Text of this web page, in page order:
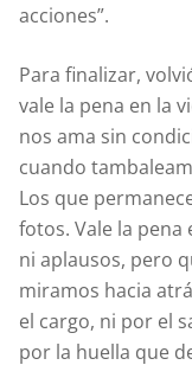
acciones”.
Para finalizar,
vale la pena en la
nos ama sin
cuando
Los que
fotos. Vale la pena
ni aplausos, pero
miramos hacia
el cargo, ni por el
por la huella que